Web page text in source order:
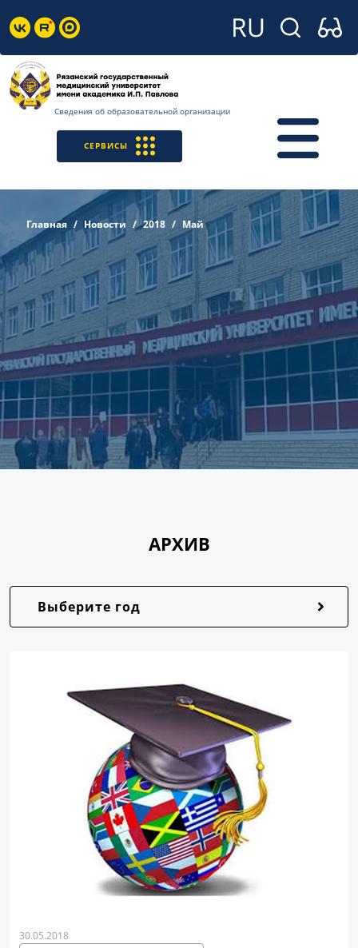
Сведения об образовательной организации
СЕРВИСЫ
Главная Новости 2018 Май
АРХИВ
Выберите год
30.05.2018